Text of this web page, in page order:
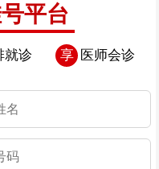
2026-07-24
2026-07-23
平台
就诊 享 医师会诊